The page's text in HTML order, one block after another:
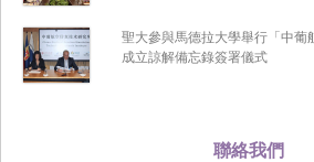
聯絡我們
聖大參與馬德拉大學舉行「中葡
成立諒解備忘錄簽署儀式